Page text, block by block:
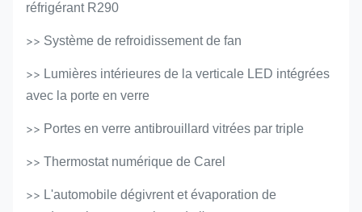
réfrigérant R290
>> Système de refroidissement de fan
>> Lumières intérieures de la verticale LED intégrées
avec la porte en verre
>> Portes en verre antibrouillard vitrées par triple
>> Thermostat numérique de Carel
>> L'automobile dégivrent et évaporation de